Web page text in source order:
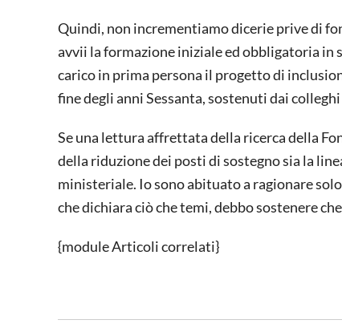
Quindi, non incrementiamo dicerie prive di
avvii la formazione iniziale ed obbligatoria
carico in prima persona il progetto di
fine degli anni Sessanta, sostenuti dai
Se una lettura affrettata della ricerca della
della riduzione dei posti di sostegno sia la
ministeriale. Io sono abituato a ragionare
che dichiara ciò che temi, debbo sostenere
{module Articoli correlati}